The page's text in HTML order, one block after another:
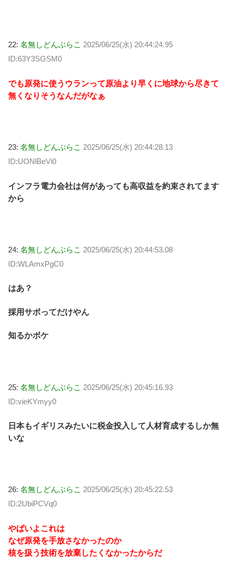
22: 名無しどんぶらこ 2025/06/25(水) 20:44:24.95
ID:63Y3SGSM0
でも原発に使うウランって原油より早くに地球から尽きて
無くなりそうなんだがなぁ
23: 名無しどんぶらこ 2025/06/25(水) 20:44:28.13
ID:UONlBeVi0
インフラ電力会社は何があっても高収益を約束されてます
から
24: 名無しどんぶらこ 2025/06/25(水) 20:44:53.08
ID:WLAmxPgC0
はあ？
採用サボってだけやん
知るかボケ
25: 名無しどんぶらこ 2025/06/25(水) 20:45:16.93
ID:vieKYmyy0
日本もイギリスみたいに税金投入して人材育成するしか無
いな
26: 名無しどんぶらこ 2025/06/25(水) 20:45:22.53
ID:2UbiPCVq0
やばいよこれは
なぜ原発を手放さなかったのか
核を扱う技術を放棄したくなかったからだ